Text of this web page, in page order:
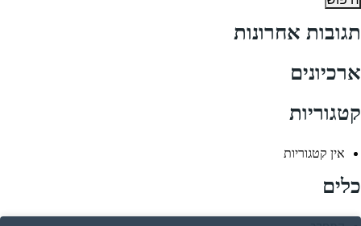
תגובות אחרונות
ארכיונים
קטגוריות
אין קטגוריות
כלים